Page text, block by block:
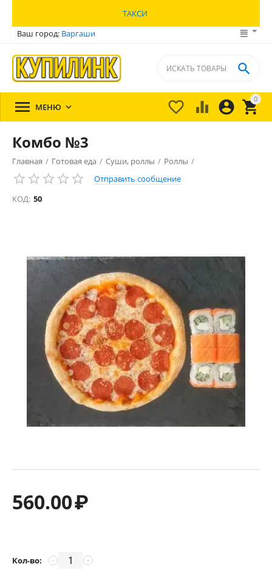
ТАКСИ
Ваш город: Варгаши
0


 

 МЕНЮ 
Комбо №3
Главная / Готовая еда / Суши, роллы / Роллы /
Отправить сообщение
КОД: 50
560.00₽
Кол-во: +
−